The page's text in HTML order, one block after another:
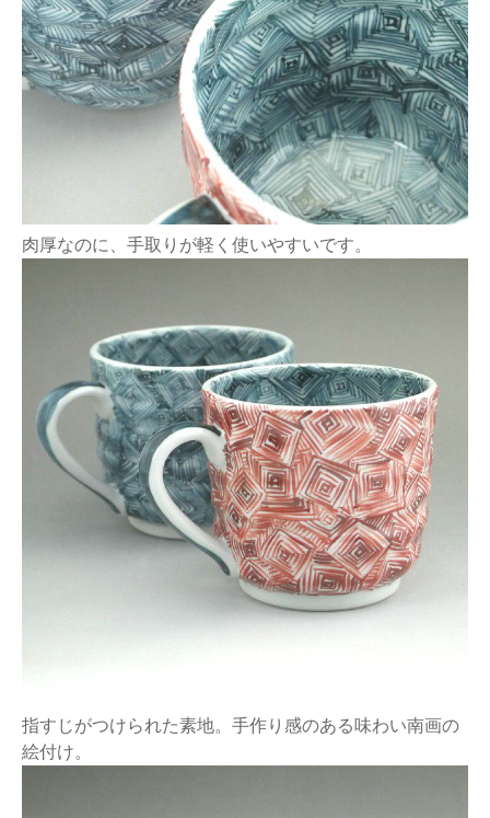
肉厚なのに、手取りが軽く使いやすいです。
指すじがつけられた素地。手作り感のある味わい南画の
絵付け。